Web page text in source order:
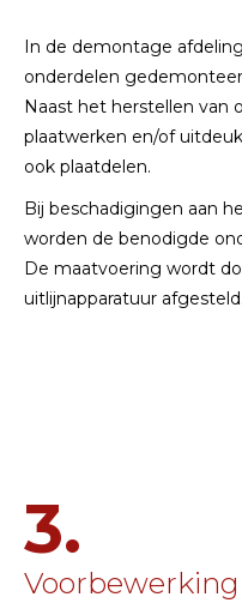
In de demontage
onderdelen
Naast het herstellen van
plaatwerken en/of
ook plaatdelen.
Bij beschadigingen aan
worden de benodigde
De maatvoering wordt
uitlijnapparatuur afgesteld.
3.
Voorbewerking